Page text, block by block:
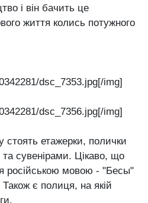
і він бачить це
життя колись потужного
dsc_7353.jpg[/img]
dsc_7356.jpg[/img]
стоять етажерки, полички
та сувенірами. Цікаво, що
російською мовою - "Бесы"
є полиця, на якій